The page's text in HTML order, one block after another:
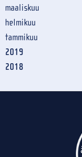
maaliskuu
helmikuu
tammikuu
2019
2018